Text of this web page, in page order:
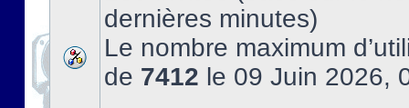
dernières minutes)
Le nombre maximum
de 7412 le 09 Juin 2026,